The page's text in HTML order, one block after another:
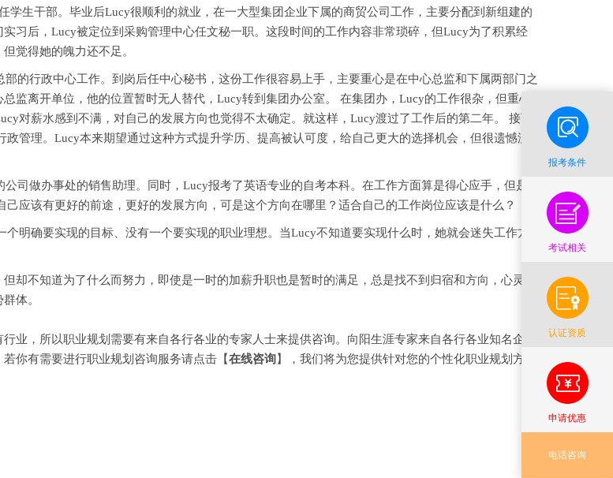
生干部。毕业后Lucy很顺利的就业，在一大型集团企业下属的商贸公司工作，主要分配到新组建的
习后，Lucy被定位到采购管理中心任文秘一职。这段时间的工作内容非常琐碎，但Lucy为了积累经
觉得她的魄力还不足。
行政中心工作。到岗后任中心秘书，这份工作很容易上手，主要重心是在中心总监和下属两部门之
监离开单位，他的位置暂时无人替代，Lucy转到集团办公室。 在集团办，Lucy的工作很杂，但重心
对薪水感到不满，对自己的发展方向也觉得不太确定。就这样，Lucy渡过了工作后的第二年。 接下
管理。Lucy本来期望通过这种方式提升学历、提高被认可度，给自己更大的选择机会，但很遗憾没
做办事处的销售助理。同时，Lucy报考了英语专业的自考本科。在工作方面算是得心应手，但是在
应该有更好的前途，更好的发展方向，可是这个方向在哪里？适合自己的工作岗位应该是什么？
确要实现的目标、没有一个要实现的职业理想。当Lucy不知道要实现什么时，她就会迷失工作方
不知道为了什么而努力，即使是一时的加薪升职也是暂时的满足，总是找不到归宿和方向，心灵的
体。
，所以职业规划需要有来自各行各业的专家人士来提供咨询。向阳生涯专家来自各行各业知名企业
你有需要进行职业规划咨询服务请点击【在线咨询 】，我们将为您提供针对您的个性化职业规划方
报考条件
考试相关
认证资质
申请优惠
电话咨询